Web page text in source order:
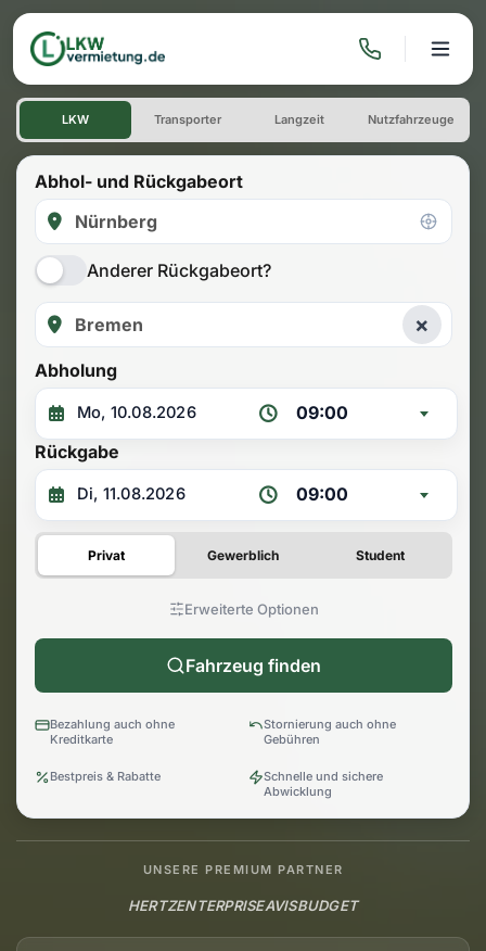
LKW mieten: Einwegmiete
LKW Transporter Langzeit Nutzfahrzeuge
Abhol- und Rückgabeort
Anderer Rückgabeort?
×
Abholung
09:00
Rückgabe
09:00
Privat Gewerblich Student
Erweiterte Optionen
Fahrzeug finden
Bezahlung auch ohne
Kreditkarte
Stornierung auch ohne
Gebühren
Bestpreis & Rabatte
Schnelle und sichere
Abwicklung
UNSERE PREMIUM PARTNER
HERTZENTERPRISEAVISBUDGET